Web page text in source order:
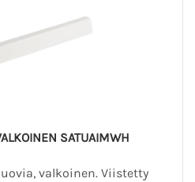
SATUAIMWH
valkoinen. Viistetty